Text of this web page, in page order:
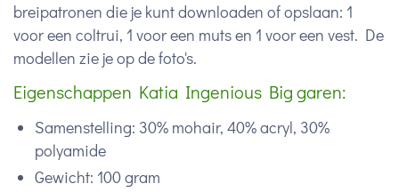
breipatronen die je kunt downloaden of opslaan: 1
voor een coltrui, 1 voor een muts en 1 voor een vest. De
modellen zie je op de foto's.
Eigenschappen Katia Ingenious Big garen:
Samenstelling: 30% mohair, 40% acryl, 30%
polyamide
Gewicht: 100 gram